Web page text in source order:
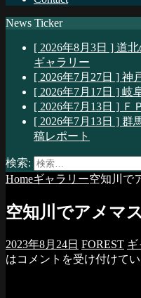
News Ticker
[ 2026年8月3日 ] 道北
ギャラリー
[ 2026年7月27日 ] 神
[ 2026年7月17日 ] 岐
[ 2026年7月13日 ] Ｆ
[ 2026年7月13日 ] 群
稿レポート
検索:
Homeギャラリー空知川で
空知川でアメマ
2023年8月24日 FOREST ギ
はコメントを受け付けて